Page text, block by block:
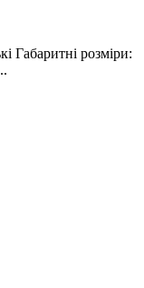
Габаритні розміри: